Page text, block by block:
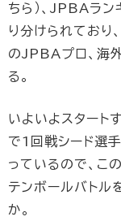
ちら）、JPBAラ
り分けられており
のJPBAプロ、海
る。
いよいよスター
で1回戦シード選
っているので、こ
テンボールバトル
か。